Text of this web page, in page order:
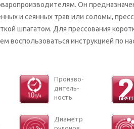
Он
и сеянных трав или соломы,
шпагатом. Для прессования
воспользоваться инструкцией по
Про­из­во­
ди­тель­
ность
Диа­метр